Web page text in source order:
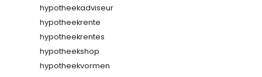
hypotheekadviseur
hypotheekrente
hypotheekrentes
hypotheekshop
hypotheekvormen